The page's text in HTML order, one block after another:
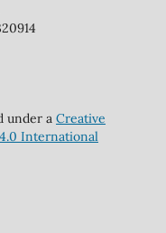
under a Creative
International